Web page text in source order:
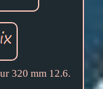
320 mm 12.6.